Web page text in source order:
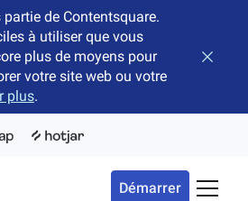
de Contentsquare.
à utiliser que vous
plus de moyens pour
votre site web ou votre
plus.
Démarrer